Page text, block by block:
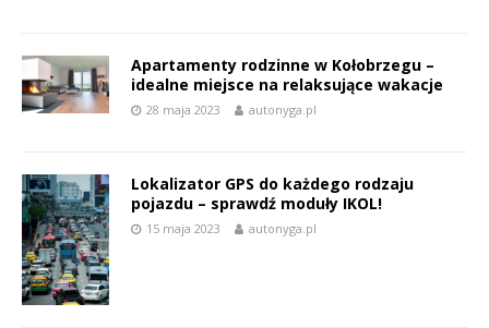
Apartamenty rodzinne w Kołobrzegu –
idealne miejsce na relaksujące wakacje
28 maja 2023 autonyga.pl
Lokalizator GPS do każdego rodzaju
pojazdu – sprawdź moduły IKOL!
15 maja 2023 autonyga.pl